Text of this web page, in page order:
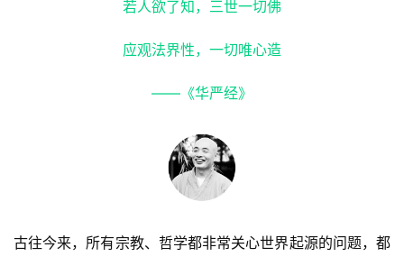
若人欲了知，三世一切佛
应观法界性，一切唯心造
——《华严经》
古往今来，所有宗教、哲学都非常关心世界起源的问题，都